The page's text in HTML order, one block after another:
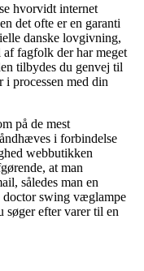
hvorvidt internet
det ofte er en garanti
danske lovgivning,
fagfolk der har meget
tilbydes du genvej til
processen med din
på de mest
i forbindelse
webbutikken
at man
således man en
doctor swing væglampe
søger efter varer til en